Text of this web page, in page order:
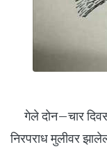
गेले दोन–चार दिवस
निरपराध मुलीवर